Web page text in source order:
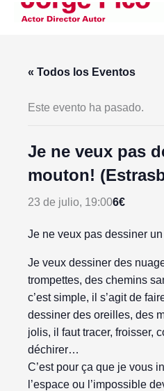
« Todos los Eventos
Este evento ha pasado.
Je ne veux pas
mouton!
23 de julio, 19:006€
Je ne veux pas dessiner
Je veux dessiner des
trompettes, des chemins
c’est simple, il s’agit de
dessiner des oreilles, des
jolis, il faut tracer, froisser,
déchirer…
C’est pour ça que je vous
l’espace ou l’impossible